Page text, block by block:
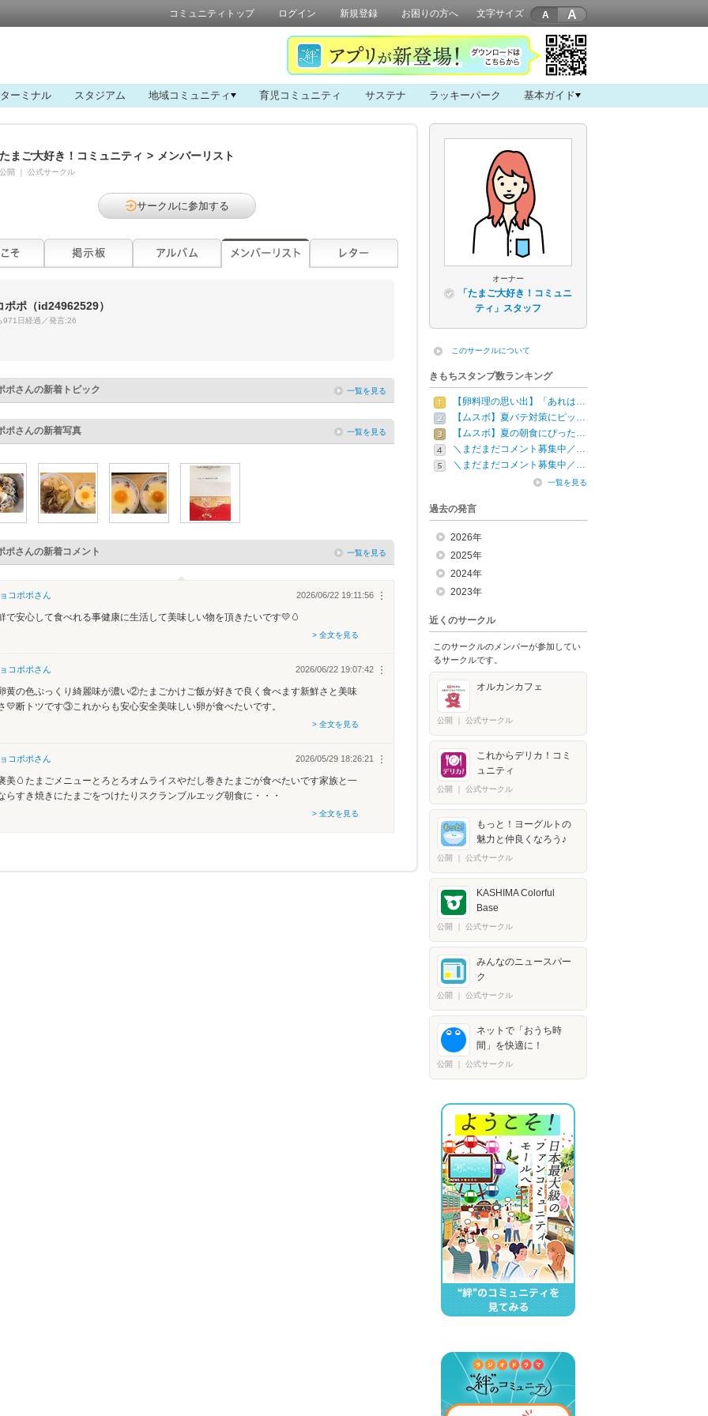
コミュニティトップ ログイン 新規登録 お困りの方へ 文字サイズ A
ーミナル スタジアム 地域コミュニティ 育児コミュニティ サステナ ラッキーパーク 基本ガイド
たまご大好き！コミュニティ > メンバーリスト
公開 公式サークル
サークルに参加する
ポポ （id24962529）
971日経過／発言:26
ポさんの新着トピック 一覧を見る
ポさんの新着写真 一覧を見る
ポさんの新着コメント 一覧を見る
コポポさん ︙
2026/06/22 19:11:56
で安心して食べれる事健康に生活して美味しい物を頂きたいです💛🥚
> 全文を見る
コポポさん ︙
2026/06/22 19:07:42
黄の色ぷっくり綺麗味が濃い②たまごかけご飯が好きで良く食べます新鮮さと美味
💛断トツです③これからも安心安全美味しい卵が食べたいです。
> 全文を見る
コポポさん ︙
2026/05/29 18:26:21
美🥚たまごメニューとろとろオムライスやだし巻きたまごが食べたいです家族と一
らすき焼きにたまごをつけたりスクランブルエッグ朝食に・・・
> 全文を見る
オーナー
「たまご大好き！コミュニ
ティ」スタッフ
このサークルについて
きもちスタンプ数ランキング
【卵料理の思い出】「あれは…
【ムスボ】夏バテ対策にピッ…
【ムスボ】夏の朝食にぴった…
＼まだまだコメント募集中／…
＼まだまだコメント募集中／…
一覧を見る
過去の発言
2026年
2025年
2024年
2023年
近くのサークル
このサークルのメンバーが参加してい
るサークルです。
オルカンカフェ
公開 公式サークル
これからデリカ！コミ
ュニティ
公開 公式サークル
もっと！ヨーグルトの
魅力と仲良くなろう♪
公開 公式サークル
KASHIMA Colorful
Base
公開 公式サークル
みんなのニュースパー
ク
公開 公式サークル
ネットで「おうち時
間」を快適に！
公開 公式サークル